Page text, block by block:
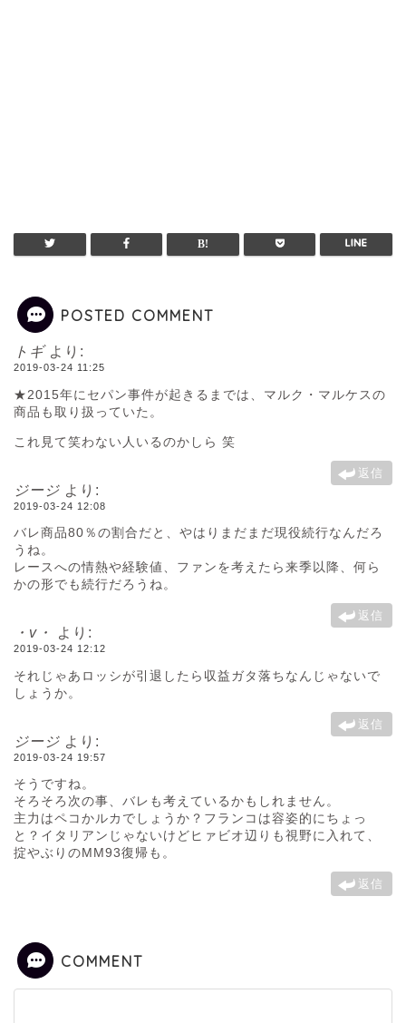
POSTED COMMENT
トギ より:
2019-03-24 11:25
★2015年にセパン事件が起きるまでは、マルク・マルケスの
商品も取り扱っていた。
これ見て笑わない人いるのかしら 笑
返信
ジージ より:
2019-03-24 12:08
バレ商品80％の割合だと、やはりまだまだ現役続行なんだろ
うね。
レースへの情熱や経験値、ファンを考えたら来季以降、何ら
かの形でも続行だろうね。
返信
・v・ より:
2019-03-24 12:12
それじゃあロッシが引退したら収益ガタ落ちなんじゃないで
しょうか。
返信
ジージ より:
2019-03-24 19:57
そうですね。
そろそろ次の事、バレも考えているかもしれません。
主力はペコかルカでしょうか？フランコは容姿的にちょっ
と？イタリアンじゃないけどヒァビオ辺りも視野に入れて、
掟やぶりのMM93復帰も。
返信
COMMENT